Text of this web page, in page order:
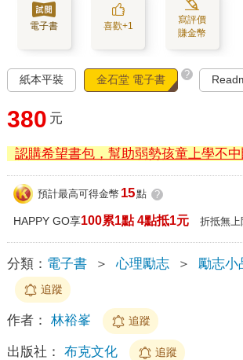
電子書 喜歡+1
寫評價
賺金幣
紙本平裝 金石堂 電子書 ?
380 元
認購希望書包，幫助弱勢孩童上學不中
預計最高可得金幣 15點 ?
HAPPY GO享100累1點 4點抵1元 折抵無上
分類： 電子書 ＞ 心理勵志 ＞ 勵志小
追蹤
作者： 林裕峯 追蹤
出版社： 布克文化 追蹤